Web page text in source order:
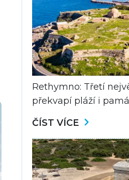
Rethymno: Třetí
překvapí pláží i
ČÍST VÍCE